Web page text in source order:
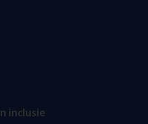
inclusie